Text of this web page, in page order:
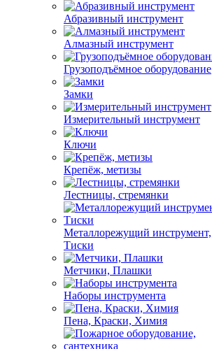
Абразивный инструмент
Алмазный инструмент
Грузоподъёмное оборудование
Замки
Измерительный инструмент
Ключи
Крепёж, метизы
Лестницы, стремянки
Металлорежущий инструмент,
Тиски
Метчики, Плашки
Наборы инструмента
Пена, Краски, Химия